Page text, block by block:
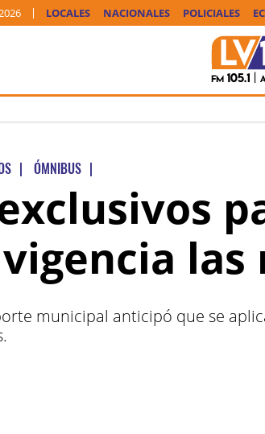
LOCALES NACIONALES POLICIALES
| ÓMNIBUS |
municipal anticipó que se